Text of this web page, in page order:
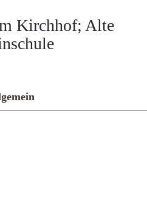
Kirchhof; Alte